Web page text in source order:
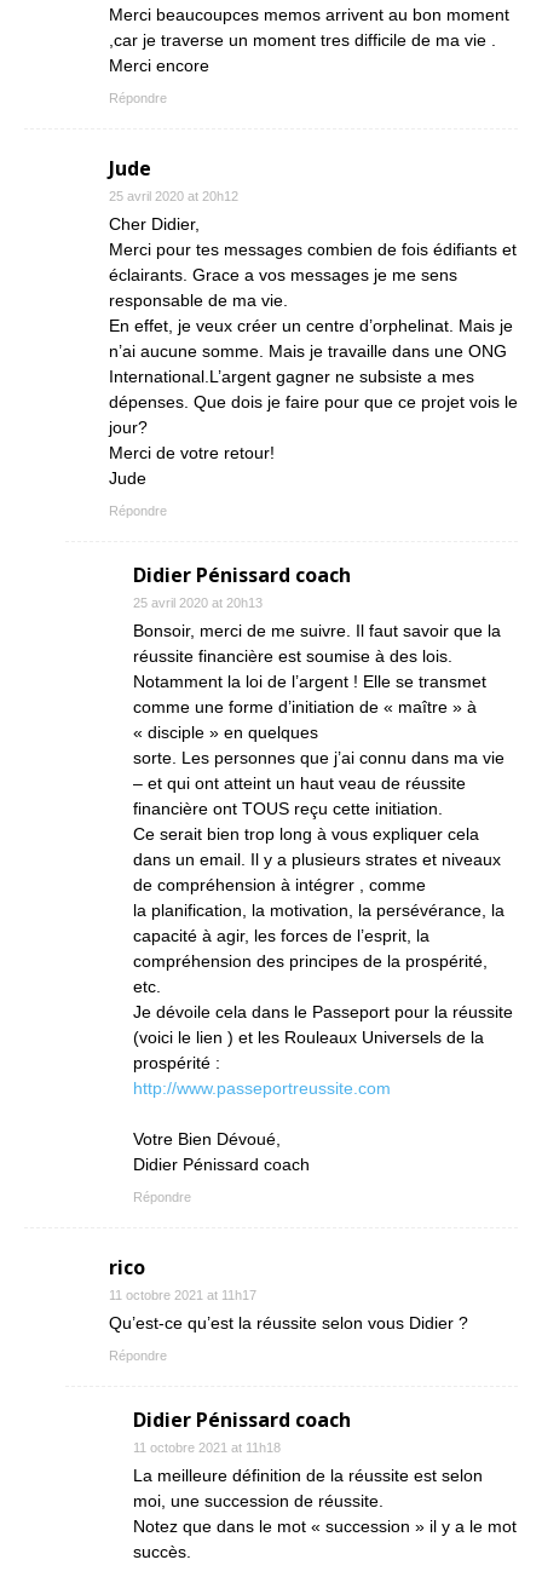
Merci beaucoupces memos arrivent au bon moment
,car je traverse un moment tres difficile de ma vie .
Merci encore
Répondre
Jude
25 avril 2020 at 20h12
Cher Didier,
Merci pour tes messages combien de fois édifiants et
éclairants. Grace a vos messages je me sens
responsable de ma vie.
En effet, je veux créer un centre d’orphelinat. Mais je
n’ai aucune somme. Mais je travaille dans une ONG
International.L’argent gagner ne subsiste a mes
dépenses. Que dois je faire pour que ce projet vois le
jour?
Merci de votre retour!
Jude
Répondre
Didier Pénissard coach
25 avril 2020 at 20h13
Bonsoir, merci de me suivre. Il faut savoir que la
réussite financière est soumise à des lois.
Notamment la loi de l’argent ! Elle se transmet
comme une forme d’initiation de « maître » à
« disciple » en quelques
sorte. Les personnes que j’ai connu dans ma vie
– et qui ont atteint un haut veau de réussite
financière ont TOUS reçu cette initiation.
Ce serait bien trop long à vous expliquer cela
dans un email. Il y a plusieurs strates et niveaux
de compréhension à intégrer , comme
la planification, la motivation, la persévérance, la
capacité à agir, les forces de l’esprit, la
compréhension des principes de la prospérité,
etc.
Je dévoile cela dans le Passeport pour la réussite
(voici le lien ) et les Rouleaux Universels de la
prospérité :
http://www.passeportreussite.com
Votre Bien Dévoué,
Didier Pénissard coach
Répondre
rico
11 octobre 2021 at 11h17
Qu’est-ce qu’est la réussite selon vous Didier ?
Répondre
Didier Pénissard coach
11 octobre 2021 at 11h18
La meilleure définition de la réussite est selon
moi, une succession de réussite.
Notez que dans le mot « succession » il y a le mot
succès.